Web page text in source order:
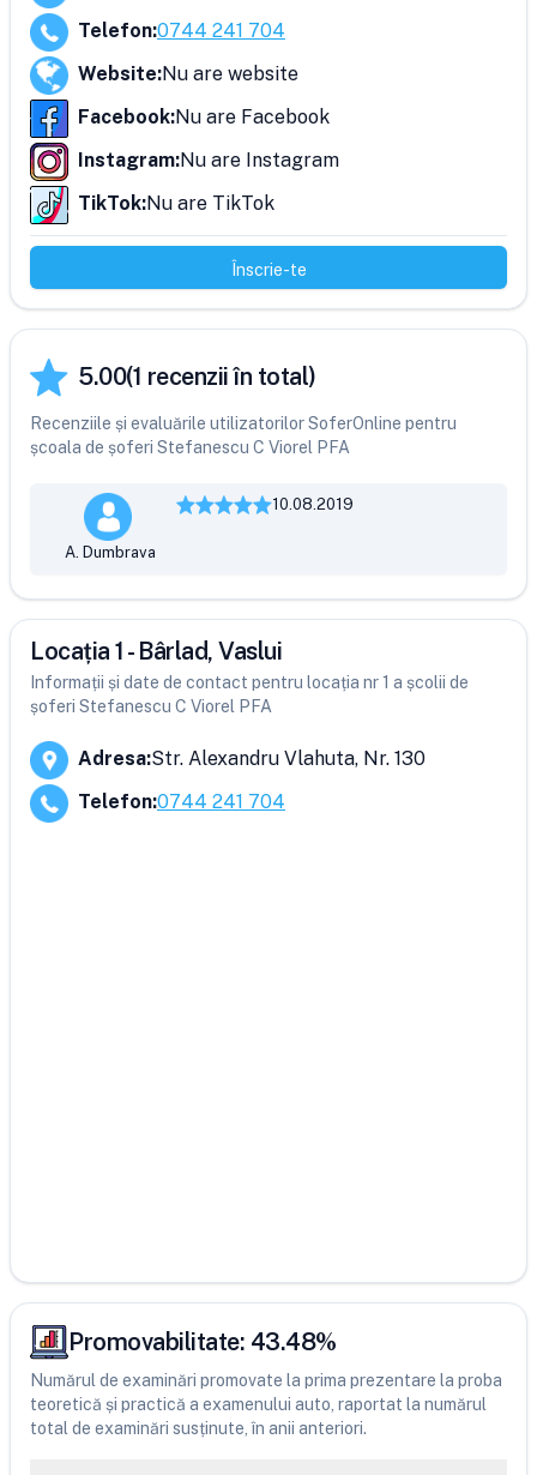
Telefon:0744 241 704
Website:Nu are website
Facebook:Nu are Facebook
Instagram:Nu are Instagram
TikTok:Nu are TikTok
Înscrie-te
5.00(1 recenzii în total)
Recenziile și evaluările utilizatorilor SoferOnline pentru
școala de șoferi Stefanescu C Viorel PFA
A. Dumbrava
10.08.2019
Locația 1 - Bârlad, Vaslui
Informații și date de contact pentru locația nr 1 a școlii de
șoferi Stefanescu C Viorel PFA
Adresa:Str. Alexandru Vlahuta, Nr. 130
Telefon:0744 241 704
Promovabilitate: 43.48%
Numărul de examinări promovate la prima prezentare la proba
teoretică și practică a examenului auto, raportat la numărul
total de examinări susținute, în anii anteriori.